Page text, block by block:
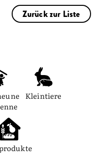
Zurück zur Liste
Kleintiere